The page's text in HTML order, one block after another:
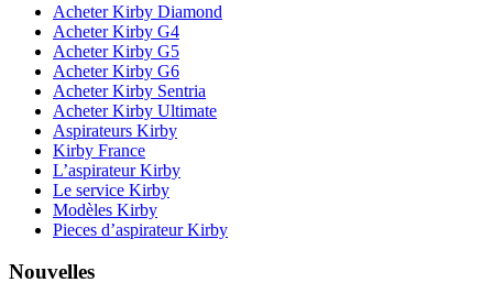
Acheter Kirby Diamond
Acheter Kirby G4
Acheter Kirby G5
Acheter Kirby G6
Acheter Kirby Sentria
Acheter Kirby Ultimate
Aspirateurs Kirby
Kirby France
L’aspirateur Kirby
Le service Kirby
Modèles Kirby
Pieces d’aspirateur Kirby
Nouvelles